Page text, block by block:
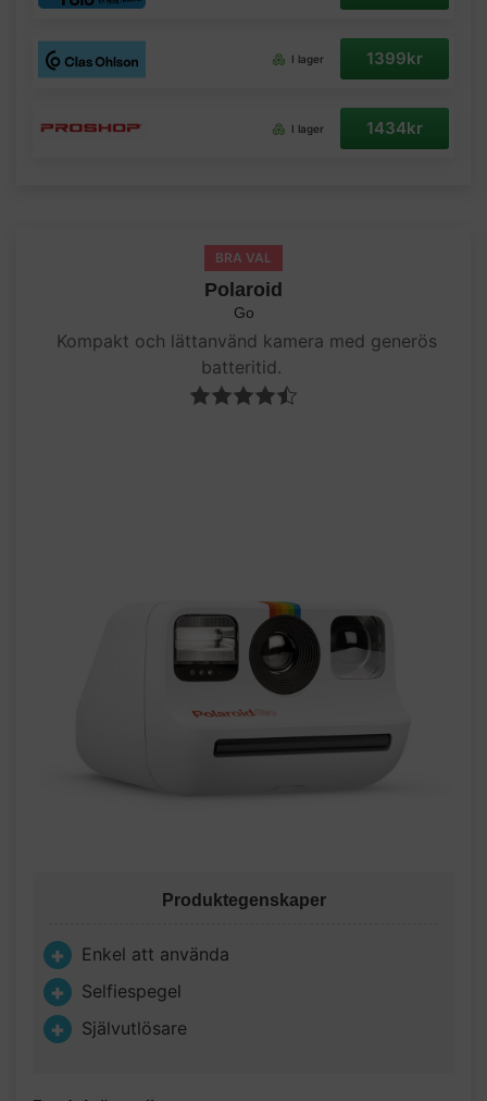
I lager 1399kr
I lager 1434kr
BRA VAL
Polaroid
Go
Kompakt och lättanvänd kamera med generös
batteritid.
Produktegenskaper
Enkel att använda
Selfiespegel
Självutlösare